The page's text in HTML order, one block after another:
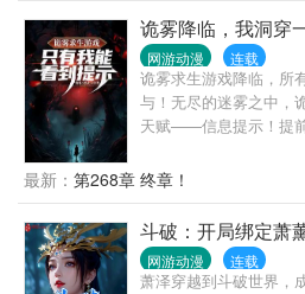
诡雾降临，我洞穿
网游动漫 连载
诡雾求生游戏降临，所
与！无尽的迷雾之中，
天赋——信息提示！提
能！升级装备！……在玩
候。尚天良已经凭借绝
火锅唱着歌，一路遥遥
可言说的无上存在！
最新： 第268章 终章！
斗破：开局绑定萧
网游动漫 连载
萧泽穿越到斗破世界，